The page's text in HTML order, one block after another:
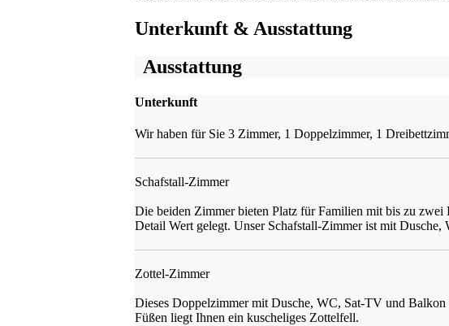
Unterkunft & Ausstattung
Ausstattung
Unterkunft
Wir haben für Sie 3 Zimmer, 1 Doppelzimmer, 1
Schafstall-Zimmer
Die beiden Zimmer bieten Platz für Familien mit bis zu
Detail Wert gelegt. Unser Schafstall-Zimmer ist mit Dusche,
Zottel-Zimmer
Dieses Doppelzimmer mit Dusche, WC, Sat-TV und Balkon
Füßen liegt Ihnen ein kuscheliges Zottelfell.